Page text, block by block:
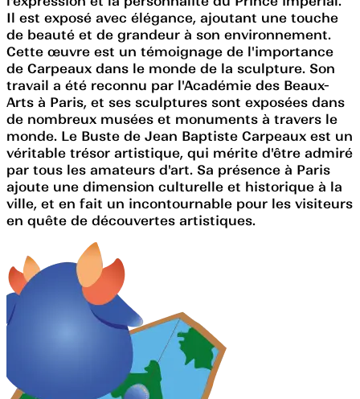
Il est exposé avec élégance, ajoutant une touche
de beauté et de grandeur à son environnement.
Cette œuvre est un témoignage de l'importance
de Carpeaux dans le monde de la sculpture. Son
travail a été reconnu par l'Académie des Beaux-
Arts à Paris, et ses sculptures sont exposées dans
de nombreux musées et monuments à travers le
monde. Le Buste de Jean Baptiste Carpeaux est un
véritable trésor artistique, qui mérite d'être admiré
par tous les amateurs d'art. Sa présence à Paris
ajoute une dimension culturelle et historique à la
ville, et en fait un incontournable pour les visiteurs
en quête de découvertes artistiques.